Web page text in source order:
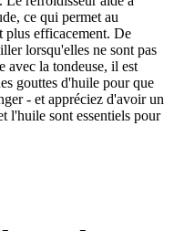
ce qui permet au
plus efficacement. De
lorsqu'elles ne sont pas
avec la tondeuse, il est
gouttes d'huile pour que
- et appréciez d'avoir un
l'huile sont essentiels pour